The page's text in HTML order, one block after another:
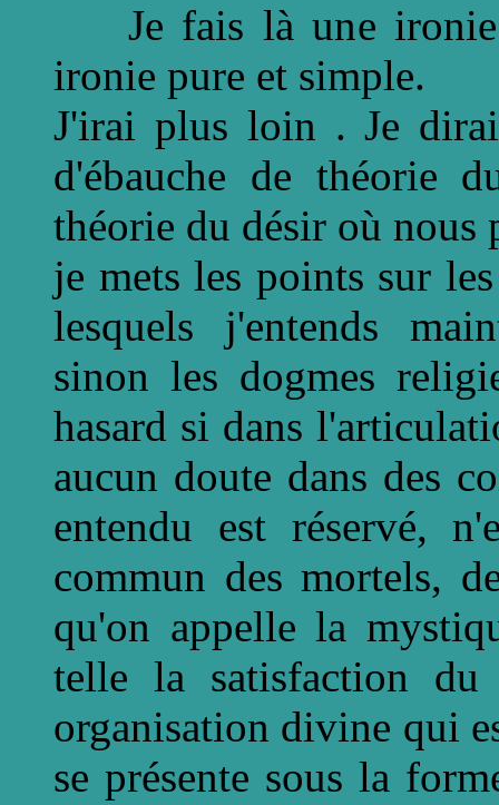
Je fais là une ironie
ironie pure et simple.
J'irai plus loin . Je
d'ébauche de théorie
théorie du désir où nous
je mets les points sur
lesquels j'entends
sinon les dogmes
hasard si dans
aucun doute dans des
entendu est réservé,
commun des mortels,
qu'on appelle la
telle la satisfaction
organisation divine qui
se présente sous la